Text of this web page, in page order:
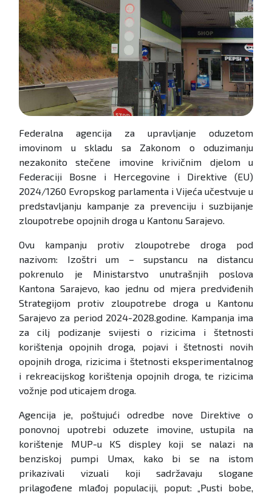
Federalna agencija za upravljanje oduzetom
imovinom u skladu sa Zakonom o oduzimanju
nezakonito stečene imovine krivičnim djelom u
Federaciji Bosne i Hercegovine i Direktive (EU)
2024/1260 Evropskog parlamenta i Vijeća učestvuje u
predstavljanju kampanje za prevenciju i suzbijanje
zloupotrebe opojnih droga u Kantonu Sarajevo.
Ovu kampanju protiv zloupotrebe droga pod
nazivom: Izoštri um – supstancu na distancu
pokrenulo je Ministarstvo unutrašnjih poslova
Kantona Sarajevo, kao jednu od mjera predviđenih
Strategijom protiv zloupotrebe droga u Kantonu
Sarajevo za period 2024-2028.godine. Kampanja ima
za cilj podizanje svijesti o rizicima i štetnosti
korištenja opojnih droga, pojavi i štetnosti novih
opojnih droga, rizicima i štetnosti eksperimentalnog
i rekreacijskog korištenja opojnih droga, te rizicima
vožnje pod uticajem droga.
Agencija je, poštujući odredbe nove Direktive o
ponovnoj upotrebi oduzete imovine, ustupila na
korištenje MUP-u KS displey koji se nalazi na
benziskoj pumpi Umax, kako bi se na istom
prikazivali vizuali koji sadržavaju slogane
prilagođene mlađoj populaciji, poput: „Pusti bobe,